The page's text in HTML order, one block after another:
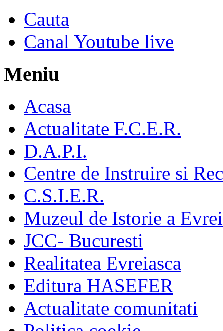
Cauta
Canal Youtube live
Meniu
Acasa
Actualitate F.C.E.R.
D.A.P.I.
Centre de Instruire si
C.S.I.E.R.
Muzeul de Istorie a
JCC- Bucuresti
Realitatea Evreiasca
Editura HASEFER
Actualitate comunitati